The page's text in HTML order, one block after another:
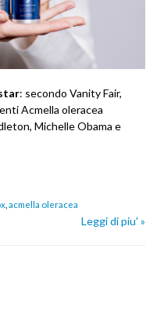
: secondo Vanity Fair,
Acmella oleracea
Michelle Obama e
acmella oleracea
Leggi di piu' »